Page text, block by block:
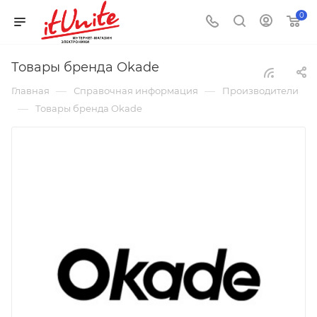
0
Товары бренда Okade
Главная — Справочная информация — Производители
— Товары бренда Okade